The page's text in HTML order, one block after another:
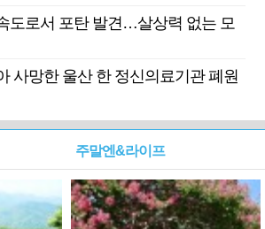
도로서 포탄 발견…살상력 없는 모
사망한 울산 한 정신의료기관 폐원
주말엔&라이프